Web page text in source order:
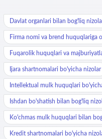
Davlat organlari bilan bog'liq
Firma nomi va brend huquqlariga
Fuqarolik huquqlari va
Ijara shartnomalari bo'yicha nizolar
Intellektual mulk huquqlari
Ishdan bo'shatish bilan bog'liq
Ko'chmas mulk huquqlari bilan
Kredit shartnomalari bo'yicha